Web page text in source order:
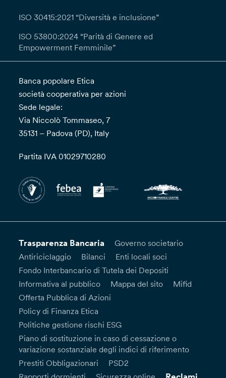
ISO 30415:2021 “Diversità e inclusione”
ISO 53800:2024 “Parità di Genere ed
Empowerment Femminile”
Banca popolare Etica
società cooperativa per azioni
Sede legale:
Via Niccolò Tommaseo, 7
35131 – Padova (PD), Italy
Partita IVA 01029710280
Trasparenza Bancaria
Governo societario
Antiriciclaggio
Bilanci
Enti locali soci
Fondo Interbancario di Tutela dei Depositi
Informativa al pubblico
Mappa del sito
Mifid
Offerta Pubblica di Azioni
Policy di Finanza Etica
Politiche gestione rischi ESG
Piano di sostituzione in caso di cessazione o
variazione sostanziale degli indici di riferimento
Prestiti Obbligazionari
PSD2